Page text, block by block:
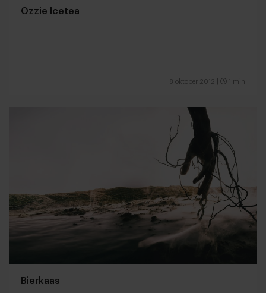
Ozzie Icetea
8 oktober 2012 1 min
Bierkaas